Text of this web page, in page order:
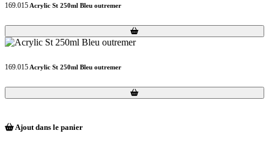
169.015 Acrylic St 250ml Bleu outremer
Loading...
Loading...
169.015 Acrylic St 250ml Bleu outremer
Loading...
Loading...
Ajout dans le panier